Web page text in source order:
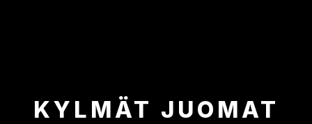
KYLMÄT JUOMAT